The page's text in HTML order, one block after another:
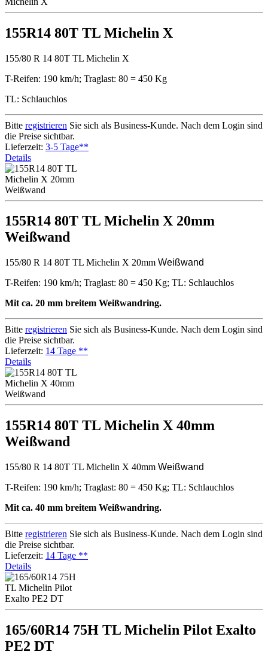
155R14 80T TL Michelin X
155/80 R 14 80T TL Michelin X
T-Reifen: 190 km/h; Traglast: 80 = 450 Kg
TL: Schlauchlos
Bitte registrieren Sie sich als Business-Kunde. Nach dem Login sind
die Preise sichtbar.
Lieferzeit: 3-5 Tage**
Details
155R14 80T TL Michelin X 20mm
Weißwand
155/80 R 14 80T TL Michelin X 20mm Weißwand
T-Reifen: 190 km/h; Traglast: 80 = 450 Kg; TL: Schlauchlos
Mit ca. 20 mm breitem Weißwandring.
Bitte registrieren Sie sich als Business-Kunde. Nach dem Login sind
die Preise sichtbar.
Lieferzeit: 14 Tage **
Details
155R14 80T TL Michelin X 40mm
Weißwand
155/80 R 14 80T TL Michelin X 40mm Weißwand
T-Reifen: 190 km/h; Traglast: 80 = 450 Kg; TL: Schlauchlos
Mit ca. 40 mm breitem Weißwandring.
Bitte registrieren Sie sich als Business-Kunde. Nach dem Login sind
die Preise sichtbar.
Lieferzeit: 14 Tage **
Details
165/60R14 75H TL Michelin Pilot Exalto
PE2 DT